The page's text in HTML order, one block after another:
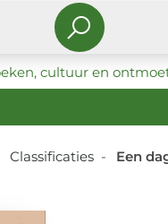
Classificaties- Een